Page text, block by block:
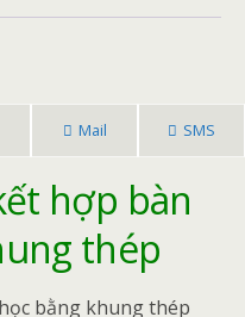
o st
e
Mail SMS
hợp bàn
thép
bằng khung thép